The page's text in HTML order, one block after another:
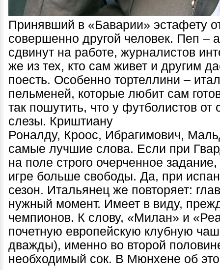
Принявший в «Баварии» эстафету
совершенно другой человек. Пеп –
сдвинут на работе, журналистов
же из тех, кто сам живет и другим
поесть. Особенно тортеллини –
пельменей, которые любит сам
так пошутить, что у футболистов от
слезы. Криштиану
Роналду, Кроос, Ибрагимович,
самые лучшие слова. Если при
на поле строго очерченное
игре больше свободы. Да, при
сезон. Итальянец же повторяет:
нужный момент. Имеет в виду,
чемпионов. К слову, «Милан» и
почетную европейскую клубную
дважды), именно во второй
необходимый сок. В Мюнхене об